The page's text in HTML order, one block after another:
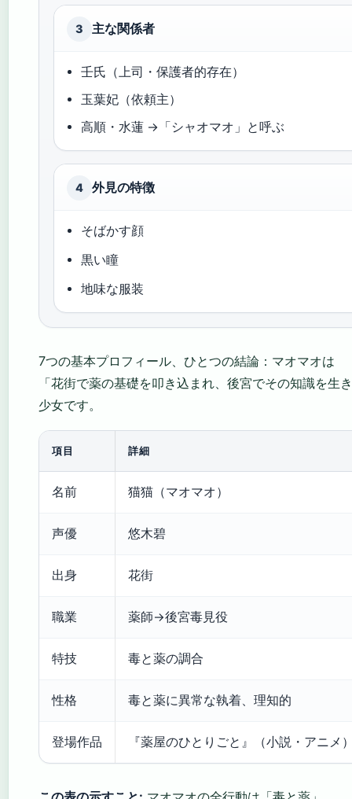
3 主な関係者
壬氏（上司・保護者的存在）
玉葉妃（依頼主）
高順・水蓮 →「シャオマオ」と呼ぶ
4 外見の特徴
そばかす顔
黒い瞳
地味な服装
7つの基本プロフィール、ひとつの結論：マオマオは
「花街で薬の基礎を叩き込まれ、後宮でその知識を生
少女です。
項目 詳細
名前 猫猫（マオマオ）
声優 悠木碧
出身 花街
職業 薬師→後宮毒見役
特技 毒と薬の調合
性格 毒と薬に異常な執着、理知的
登場作品 『薬屋のひとりごと』（小説・アニメ